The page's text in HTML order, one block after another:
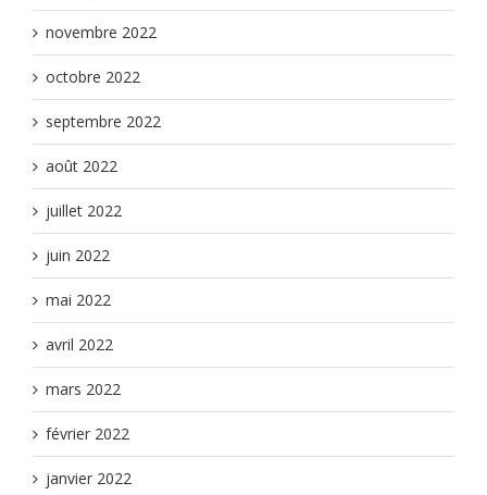
novembre 2022
octobre 2022
septembre 2022
août 2022
juillet 2022
juin 2022
mai 2022
avril 2022
mars 2022
février 2022
janvier 2022